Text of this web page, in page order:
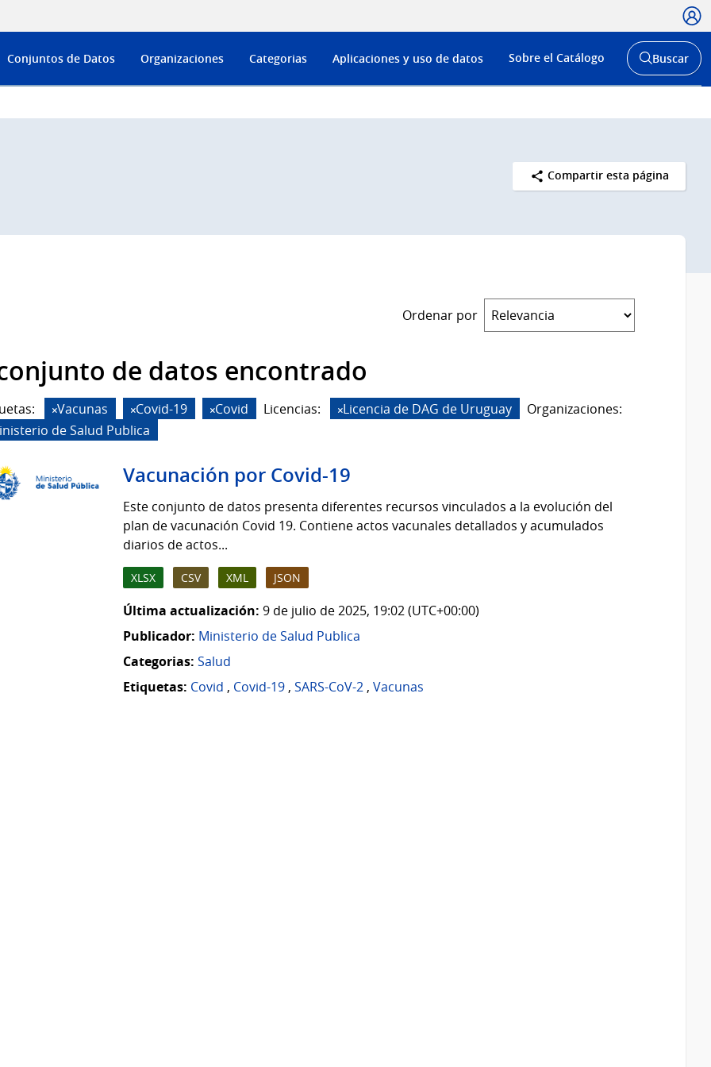
Menú
de
Conjuntos de Datos Organizaciones Categorias Aplicaciones y uso de datos Sobre el Catálogo
Abrir
buscador
Buscar
Compartir esta página
Ordenar por
de datos encontrado
Vacunas Covid-19 Covid Licencias: Licencia de DAG de Uruguay
Organizaciones:
de Salud Publica
Vacunación por Covid-19
Este conjunto de datos presenta diferentes recursos vinculados a la evolución del
plan de vacunación Covid 19. Contiene actos vacunales detallados y acumulados
diarios de actos...
XLSX CSV XML JSON
Última actualización: 9 de julio de 2025, 19:02 (UTC+00:00)
Publicador: Ministerio de Salud Publica
Categorias: Salud
Etiquetas: Covid , Covid-19, SARS-CoV-2, Vacunas